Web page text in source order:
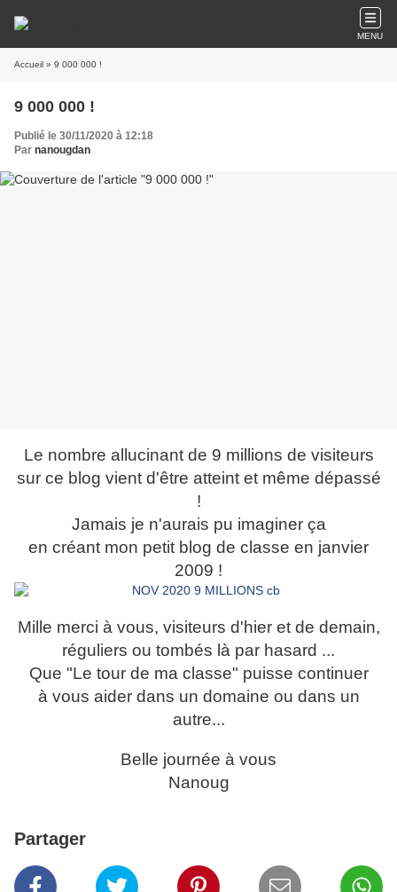
MENU
Accueil » 9 000 000 !
9 000 000 !
Publié le 30/11/2020 à 12:18
Par nanougdan
Le nombre allucinant de 9 millions de visiteurs
sur ce blog vient d'être atteint et même dépassé
!
Jamais je n'aurais pu imaginer ça
en créant mon petit blog de classe en janvier
2009 !
Mille merci à vous, visiteurs d'hier et de demain,
réguliers ou tombés là par hasard ...
Que "Le tour de ma classe" puisse continuer
à vous aider dans un domaine ou dans un
autre...
Belle journée à vous
Nanoug
Partager